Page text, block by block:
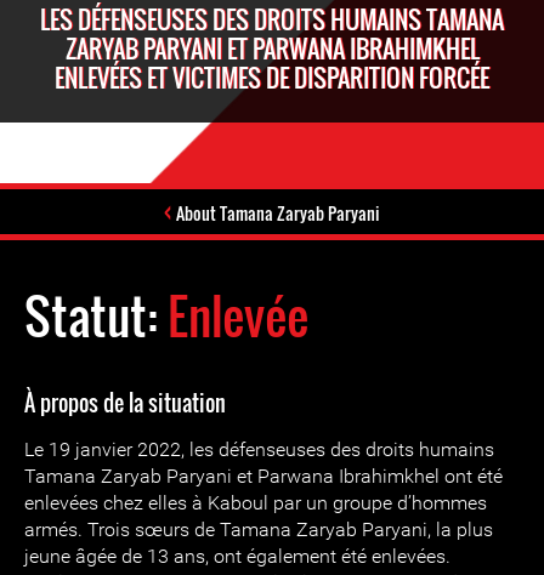
LES DÉFENSEUSES DES DROITS HUMAINS TAMANA
ZARYAB PARYANI ET PARWANA IBRAHIMKHEL
ENLEVÉES ET VICTIMES DE DISPARITION FORCÉE
About Tamana Zaryab Paryani
Statut:Enlevée
À propos de la situation
Le 19 janvier 2022, les défenseuses des droits humains
Tamana Zaryab Paryani et Parwana Ibrahimkhel ont été
enlevées chez elles à Kaboul par un groupe d’hommes
armés. Trois sœurs de Tamana Zaryab Paryani, la plus
jeune âgée de 13 ans, ont également été enlevées.